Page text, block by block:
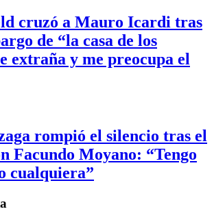
cruzó a Mauro Icardi tras
de “la casa de los
extraña y me preocupa el
rompió el silencio tras el
Facundo Moyano: “Tengo
cualquiera”